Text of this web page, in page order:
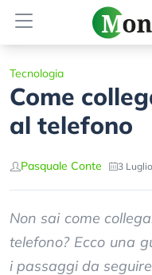
Tecnologia
Come
al telefono
Pasquale Conte 3
Non sai come
telefono? Ecco una
i passaggi da